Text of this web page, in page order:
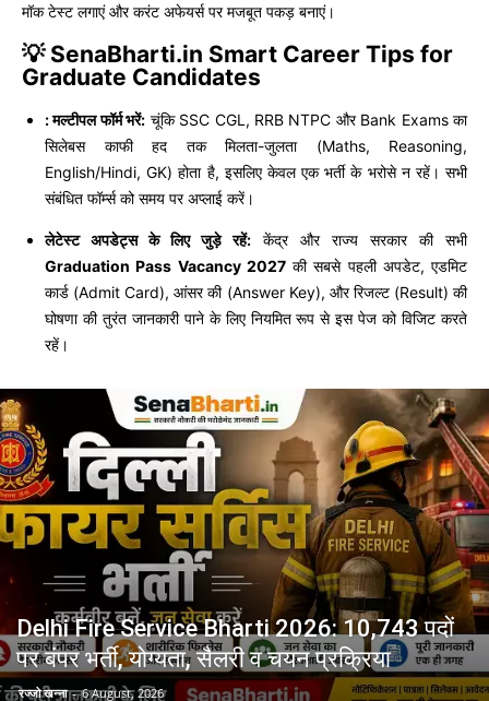
मॉक टेस्ट लगाएं और करंट अफेयर्स पर मजबूत पकड़ बनाएं।
💡 SenaBharti.in Smart Career Tips for
Graduate Candidates
: मल्टीपल फॉर्म भरें: चूंकि SSC CGL, RRB NTPC और Bank Exams का
सिलेबस काफी हद तक मिलता-जुलता (Maths, Reasoning,
English/Hindi, GK) होता है, इसलिए केवल एक भर्ती के भरोसे न रहें। सभी
संबंधित फॉर्म्स को समय पर अप्लाई करें।
लेटेस्ट अपडेट्स के लिए जुड़े रहें: केंद्र और राज्य सरकार की सभी
Graduation Pass Vacancy 2027की सबसे पहली अपडेट, एडमिट
कार्ड (Admit Card), आंसर की (Answer Key), और रिजल्ट (Result) की
घोषणा की तुरंत जानकारी पाने के लिए नियमित रूप से इस पेज को विजिट करते
रहें।
Delhi Fire Service Bharti 2026: 10,743 पदों
पर बंपर भर्ती, योग्यता, सैलरी व चयन प्रक्रिया
रज्जो खन्ना - 6 August, 2026